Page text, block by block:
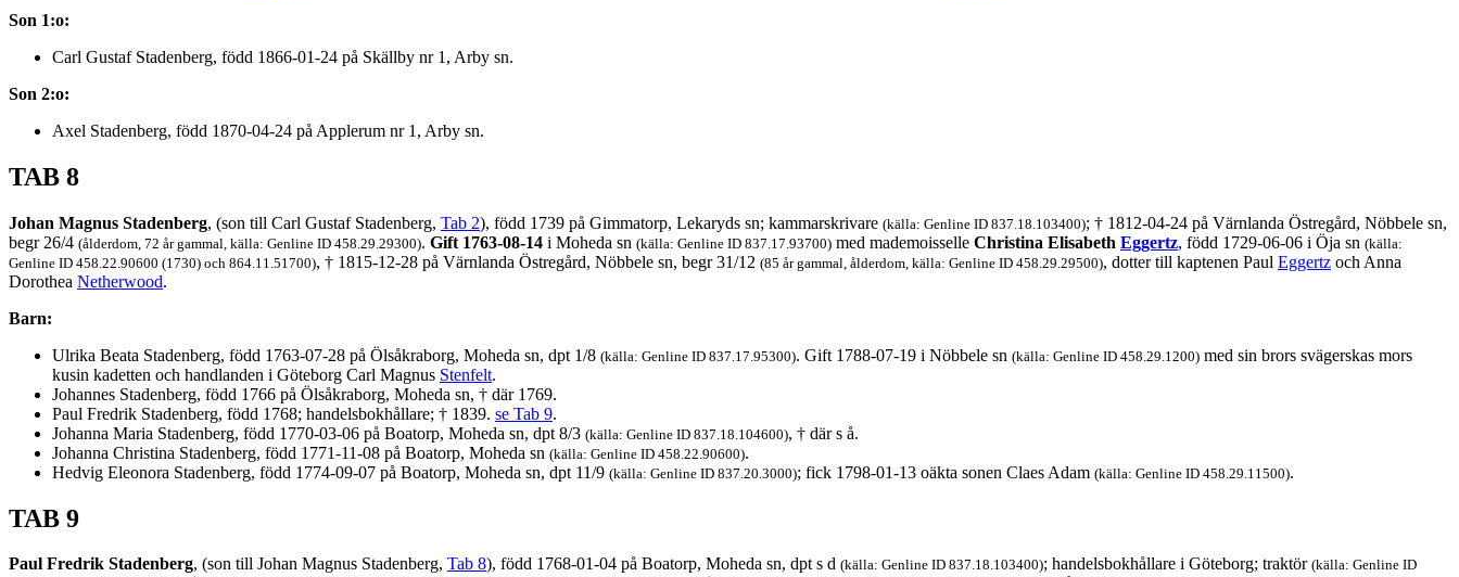
Son 1:o:
Carl Gustaf Stadenberg, född 1866-01-24 på Skällby nr 1, Arby sn.
Son 2:o:
Axel Stadenberg, född 1870-04-24 på Applerum nr 1, Arby sn.
TAB 8
Johan Magnus Stadenberg, (son till Carl Gustaf Stadenberg, Tab 2), född 1739 på Gimmatorp, Lekaryds sn; kammarskrivare (källa: Genline ID 837.18.103400); † 1812-04-24 på Värnlanda Östregård, Nöbbele sn,
begr 26/4 (ålderdom, 72 år gammal, källa: Genline ID 458.29.29300). Gift 1763-08-14 i Moheda sn (källa: Genline ID 837.17.93700) med mademoisselle Christina Elisabeth Eggertz, född 1729-06-06 i Öja sn (källa:
Genline ID 458.22.90600 (1730) och 864.11.51700), † 1815-12-28 på Värnlanda Östregård, Nöbbele sn, begr 31/12 (85 år gammal, ålderdom, källa: Genline ID 458.29.29500), dotter till kaptenen Paul Eggertz och Anna
Dorothea Netherwood.
Barn:
Ulrika Beata Stadenberg, född 1763-07-28 på Ölsåkraborg, Moheda sn, dpt 1/8 (källa: Genline ID 837.17.95300). Gift 1788-07-19 i Nöbbele sn (källa: Genline ID 458.29.1200) med sin brors svägerskas mors
kusin kadetten och handlanden i Göteborg Carl Magnus Stenfelt.
Johannes Stadenberg, född 1766 på Ölsåkraborg, Moheda sn, † där 1769.
Paul Fredrik Stadenberg, född 1768; handelsbokhållare; † 1839. se Tab 9.
Johanna Maria Stadenberg, född 1770-03-06 på Boatorp, Moheda sn, dpt 8/3 (källa: Genline ID 837.18.104600), † där s å.
Johanna Christina Stadenberg, född 1771-11-08 på Boatorp, Moheda sn (källa: Genline ID 458.22.90600).
Hedvig Eleonora Stadenberg, född 1774-09-07 på Boatorp, Moheda sn, dpt 11/9 (källa: Genline ID 837.20.3000); fick 1798-01-13 oäkta sonen Claes Adam (källa: Genline ID 458.29.11500).
TAB 9
Paul Fredrik Stadenberg, (son till Johan Magnus Stadenberg, Tab 8), född 1768-01-04 på Boatorp, Moheda sn, dpt s d (källa: Genline ID 837.18.103400); handelsbokhållare i Göteborg; traktör (källa: Genline ID